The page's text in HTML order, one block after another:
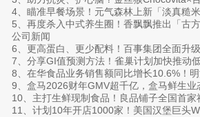
4、瞄准早餐场景！元气森林上新「淡真糙米
5、再度杀入中式养生圈！香飘飘推出「古
公司新闻
6、更高蛋白、更少配料！百事集团全面升
7、分享GI值预测方法！雀巢计划加快推动
8、在华食品业务销售额同比增长10.6%！
9、盒马2026财年GMV超千亿，盒马鲜生
10、主打生鲜现制食品！良品铺子全国首家
11、计划10年开店1000家！美国汉堡巨头